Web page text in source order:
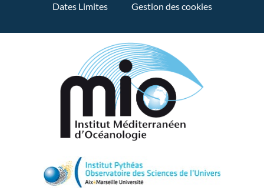
Dates Limites
Gestion des cookies